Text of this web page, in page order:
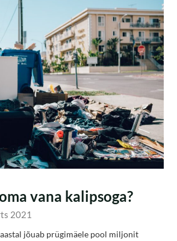
vana kalipsoga?
2021
jõuab prügimäele pool miljonit